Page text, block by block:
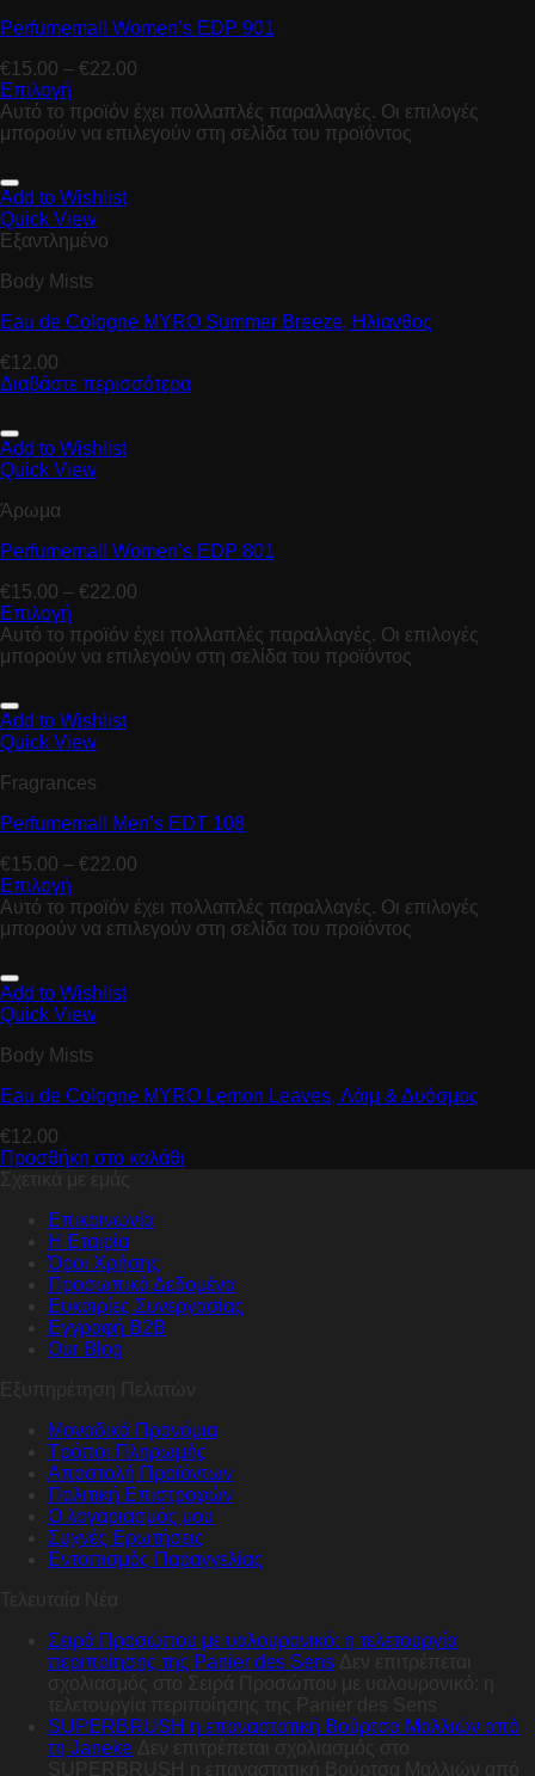
Perfumemall Women’s EDP 901
€15.00 – €22.00
Επιλογή
Αυτό το προϊόν έχει πολλαπλές παραλλαγές. Οι επιλογές
μπορούν να επιλεγούν στη σελίδα του προϊόντος
Add to Wishlist
Quick View
Εξαντλημένο
Body Mists
Eau de Cologne MYRO Summer Breeze, Hλίανθος
€12.00
Διαβάστε περισσότερα
Add to Wishlist
Quick View
Άρωμα
Perfumemall Women’s EDP 801
€15.00 – €22.00
Επιλογή
Αυτό το προϊόν έχει πολλαπλές παραλλαγές. Οι επιλογές
μπορούν να επιλεγούν στη σελίδα του προϊόντος
Add to Wishlist
Quick View
Fragrances
Perfumemall Men’s EDT 108
€15.00 – €22.00
Επιλογή
Αυτό το προϊόν έχει πολλαπλές παραλλαγές. Οι επιλογές
μπορούν να επιλεγούν στη σελίδα του προϊόντος
Add to Wishlist
Quick View
Body Mists
Eau de Cologne MYRO Lemon Leaves, Λάιμ & Δυόσμος
€12.00
Προσθήκη στο καλάθι
Σχετικά με εμάς
Επικοινωνία
Η Εταιρία
Όροι Χρήσης
Προσωπικά Δεδομένα
Ευκαιρίες Συνεργασίας
Εγγραφή B2B
Our Blog
Εξυπηρέτηση Πελατών
Μοναδικά Προνόμια
Τρόποι Πληρωμής
Αποστολή Προϊόντων
Πολιτική Επιστροφών
Ο λογαριασμός μου
Συχνές Ερωτήσεις
Εντοπισμός Παραγγελίας
Τελευταία Νέα
Σειρά Προσώπου με υαλουρονικό: η τελετουργία
περιποίησης της Panier des Sens Δεν επιτρέπεται
σχολιασμός
στο Σειρά Προσώπου με υαλουρονικό: η
τελετουργία περιποίησης της Panier des Sens
SUPERBRUSH η επαναστατική Βούρτσα Μαλλιών από
τη Janeke Δεν επιτρέπεται σχολιασμός
SUPERBRUSH η επαναστατική Βούρτσα Μαλλιών από